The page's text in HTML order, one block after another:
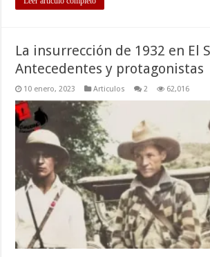
La insurrección de 1932 en El
Antecedentes y protagonistas
10 enero, 2023 Articulos 2 62,016